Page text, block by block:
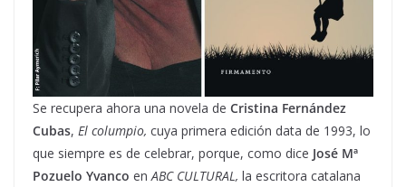
Se recupera ahora una novela de Cristina Fernández
Cubas, El columpio, cuya primera edición data de 1993, lo
que siempre es de celebrar, porque, como dice José Mª
Pozuelo Yvanco enABC CULTURAL, la escritora catalana